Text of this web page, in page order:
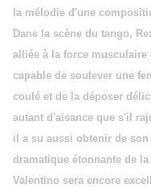
la mélodie d'une
Dans la scène du tango,
alliée à la force
capable de soulever une
coulé et de la déposer
autant d'aisance que s'il
il a su aussi obtenir de
dramatique étonnante de
Valentino sera encore